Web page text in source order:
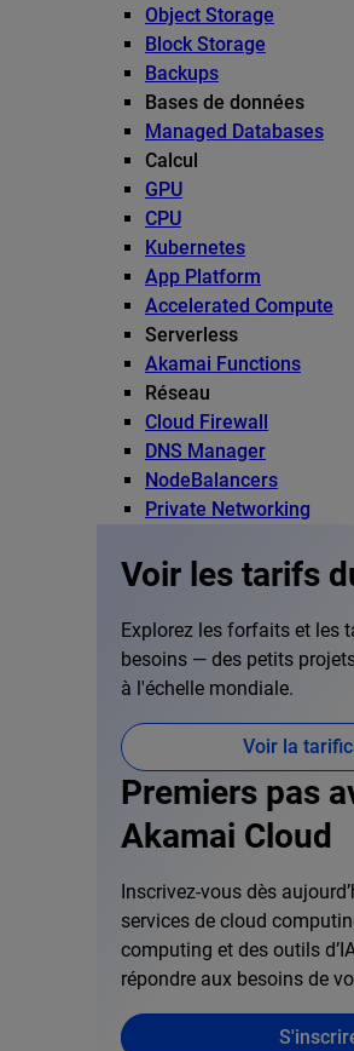
Object Storage
Block Storage
Backups
Bases de données
Managed Databases
Calcul
GPU
CPU
Kubernetes
App Platform
Accelerated Compute
Serverless
Akamai Functions
Réseau
Cloud Firewall
DNS Manager
NodeBalancers
Private Networking
Voir les tarifs
Explorez les forfaits et les
besoins — des petits
à l'échelle mondiale.
Voir la
Premiers pas
Akamai Cloud
Inscrivez-vous dès
services de cloud
computing et des outils
répondre aux besoins de